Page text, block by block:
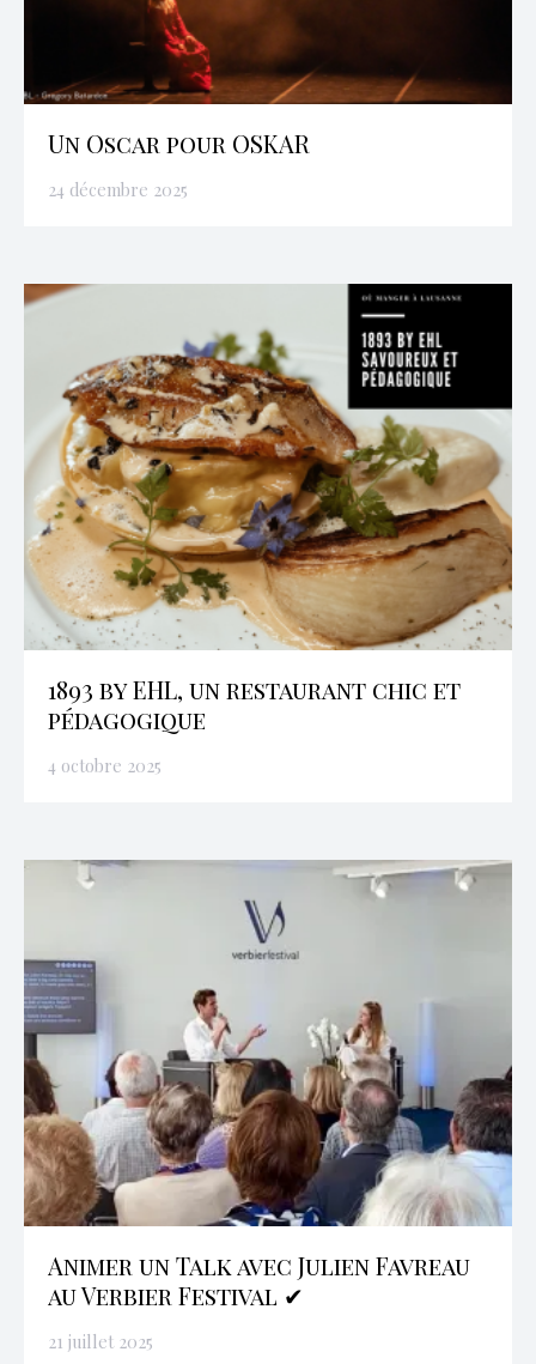
Un Oscar pour OSKAR
24 décembre 2025
1893 by EHL, un restaurant chic et
pédagogique
4 octobre 2025
Animer un Talk avec Julien Favreau
au Verbier Festival ✔
21 juillet 2025